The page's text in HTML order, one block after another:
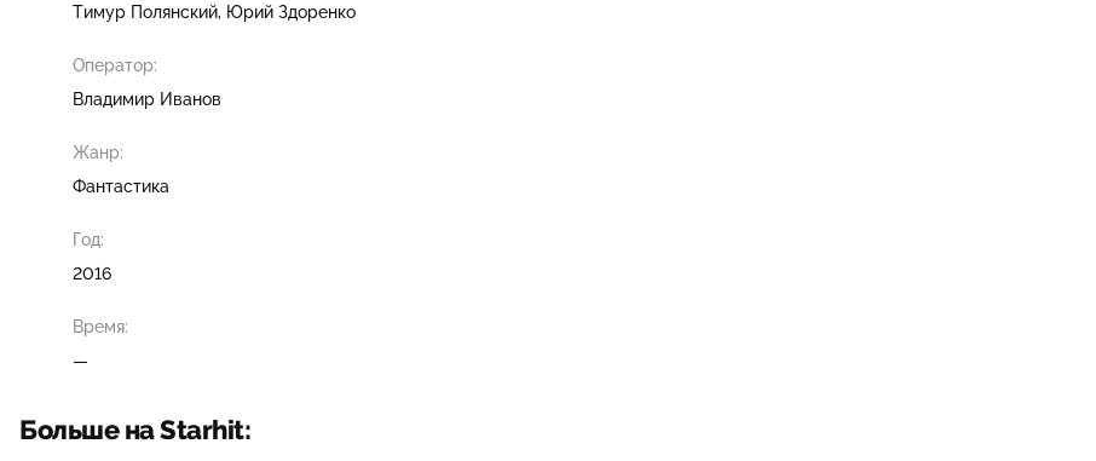
Тимур Полянский Юрий Здоренко
Оператор:
Владимир Иванов
Жанр:
Фантастика
Год:
2016
Время:
—
Больше на Starhit: